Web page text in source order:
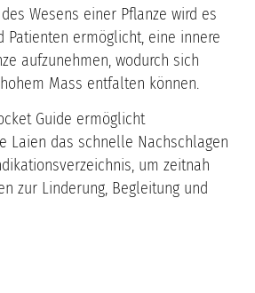
Wesens einer Pflanze wird es
Patienten ermöglicht, eine innere
aufzunehmen, wodurch sich
Mass entfalten können.
Guide ermöglicht
Laien das schnelle Nachschlagen
um zeitnah
zur Linderung, Begleitung und